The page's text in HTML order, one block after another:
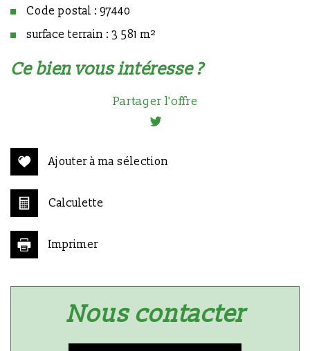
Code postal : 97440
surface terrain : 3 581 m²
la ville de saint-andré (97440)
statistiques
ce bien vous intéresse ?
Partager l'offre
Ajouter à ma sélection
Calculette
Imprimer
nous contacter